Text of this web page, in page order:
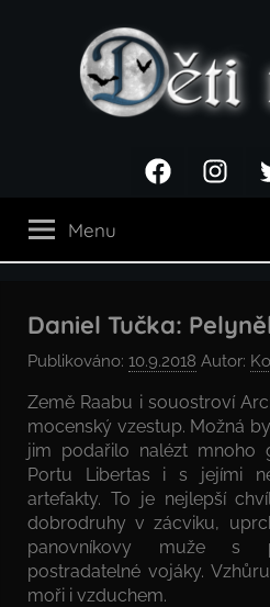
noci
Facebook
Menu
Daniel Tučka:
Publikováno: 10.9.2018 Autor:
Země Raabu i souostroví
mocenský vzestup. Možná
jim podařilo nalézt mnoho
Portu Libertas i s jejími
artefakty. To je nejlepší
dobrodruhy v zácviku,
panovníkovy muže s
postradatelné vojáky.
moři i vzduchem.